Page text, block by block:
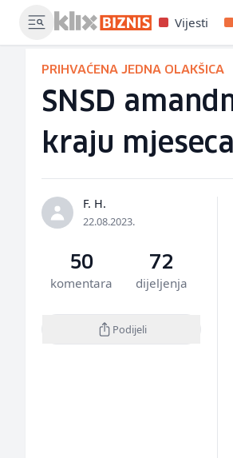
Vijesti
PRIHVAĆENA JEDNA OLAKŠICA
SNSD
kraju mjeseca
F. H.
22.08.2023.
50
komentara
72
dijeljenja
Podijeli